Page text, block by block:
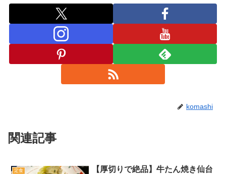
komashi
関連記事
定食
【厚切りで絶品】牛たん焼き仙台